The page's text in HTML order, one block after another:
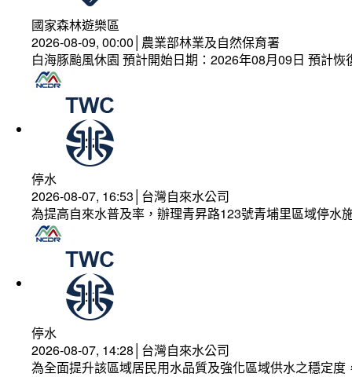
國家森林遊樂區
2026-08-09, 00:00│農業部林業及自然保育署
白海豚颱風休園 預計開始日期：2026年08月09日 預計
停水
2026-08-07, 16:53│台灣自來水公司
為提高自來水普及率，辦理青昇路123號青埔里區域停水
停水
2026-08-07, 14:28│台灣自來水公司
為全面提升該區域居民用水品質及強化區域供水之穩定